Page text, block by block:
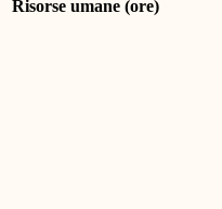
Risorse umane (ore)